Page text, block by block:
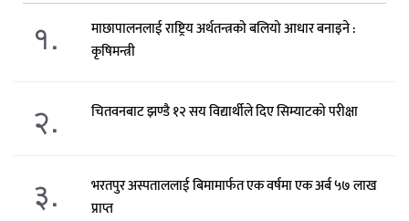
१.
माछापालनलाई राष्ट्रिय अर्थतन्त्रको बलियो आधार बनाइने :
कृषिमन्त्री
२. चितवनबाट झण्डै १२ सय विद्यार्थीले दिए सिम्याटको परीक्षा
३.
भरतपुर अस्पताललाई बिमामार्फत एक वर्षमा एक अर्ब ५७ लाख
प्राप्त